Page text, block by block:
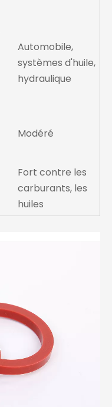
Automobile,
systèmes d'huile,
hydraulique
Modéré
Fort contre les
carburants, les
huiles